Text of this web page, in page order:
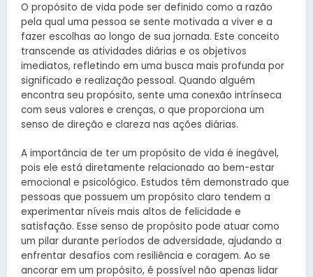
O propósito de vida pode ser definido como a razão
pela qual uma pessoa se sente motivada a viver e a
fazer escolhas ao longo de sua jornada. Este conceito
transcende as atividades diárias e os objetivos
imediatos, refletindo em uma busca mais profunda por
significado e realização pessoal. Quando alguém
encontra seu propósito, sente uma conexão intrínseca
com seus valores e crenças, o que proporciona um
senso de direção e clareza nas ações diárias.
A importância de ter um propósito de vida é inegável,
pois ele está diretamente relacionado ao bem-estar
emocional e psicológico. Estudos têm demonstrado que
pessoas que possuem um propósito claro tendem a
experimentar níveis mais altos de felicidade e
satisfação. Esse senso de propósito pode atuar como
um pilar durante períodos de adversidade, ajudando a
enfrentar desafios com resiliência e coragem. Ao se
ancorar em um propósito, é possível não apenas lidar